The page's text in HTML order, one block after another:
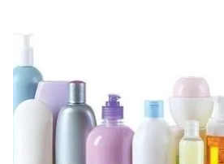
Thế giới đó đây
Câu chuyện quốc tế
Tài chính
Thị trường
Góc doanh nghiệp
Dữ liệu và đời sống
Truyền hình